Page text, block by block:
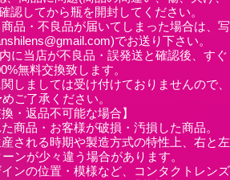
認してから瓶を開封してください。
品・不良品が届いてしまった場合は、写
でお送り下さい。
に当店が不良品・誤発送と確認後、すぐ
無料交換致します。
しましては受け付けておりませんので、
ご了承ください。
・返品不可能な場合】
商品・お客様が破損・汚損した商品。
される時期や製造方式の特性上、右と左
ンが少々違う場合があります。
ンの位置・模様など、コンタクトレンズ